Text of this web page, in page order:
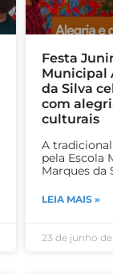
Festa
Municipal
da Silva
com
culturais
A
pela Escola
Marques da
LEIA MAIS »
23 de junho